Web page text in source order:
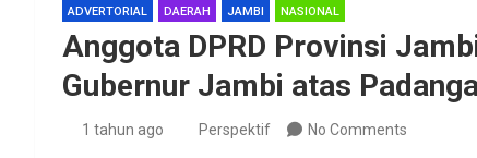
ADVERTORIAL DAERAH JAMBI NASIONAL
Anggota DPRD Provinsi
Gubernur Jambi atas
1 tahun ago Perspektif No Comments